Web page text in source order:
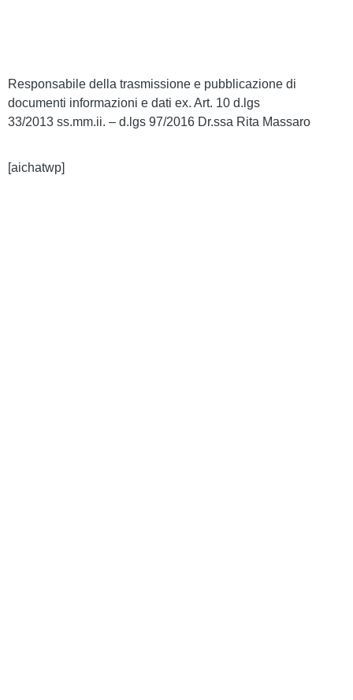
Responsabile della trasmissione e pubblicazione di
documenti informazioni e dati ex. Art. 10 d.lgs
33/2013 ss.mm.ii. – d.lgs 97/2016 Dr.ssa Rita Massaro
[aichatwp]